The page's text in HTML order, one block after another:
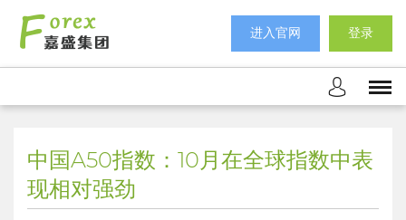
进入官网 登录
中国A50指数：10月在全球指数中表
现相对强劲